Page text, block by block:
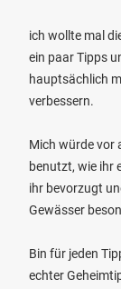
ich wollte mal
ein paar Tipps
hauptsächlich
verbessern.
Mich würde vor
benutzt, wie ihr
ihr bevorzugt
Gewässer
Bin für jeden
echter